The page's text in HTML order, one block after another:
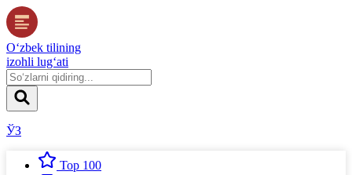
O‘zbek tilining
izohli lug‘ati
ЎЗ
Top 100